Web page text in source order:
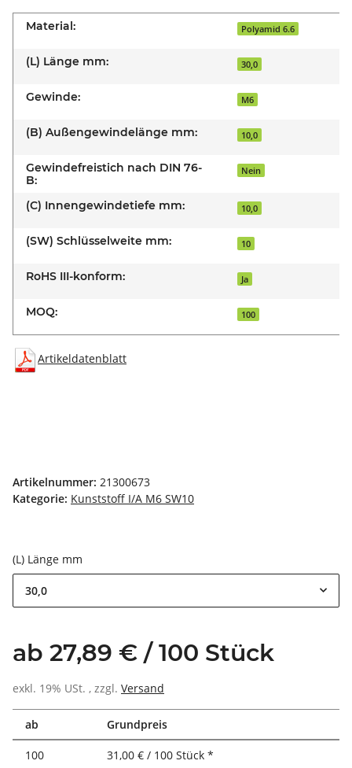
Material: Polyamid 6.6
(L) Länge mm: 30,0
Gewinde: M6
(B) Außengewindelänge mm: 10,0
Gewindefreistich nach DIN 76-
B:
Nein
(C) Innengewindetiefe mm: 10,0
(SW) Schlüsselweite mm: 10
RoHS III-konform: Ja
MOQ: 100
Artikeldatenblatt
Artikelnummer: 21300673
Kategorie: Kunststoff I/A M6 SW10
(L) Länge mm
30,0
ab 27,89 € / 100 Stück
exkl. 19% USt. , zzgl. Versand
ab Grundpreis
100 31,00 € / 100 Stück *